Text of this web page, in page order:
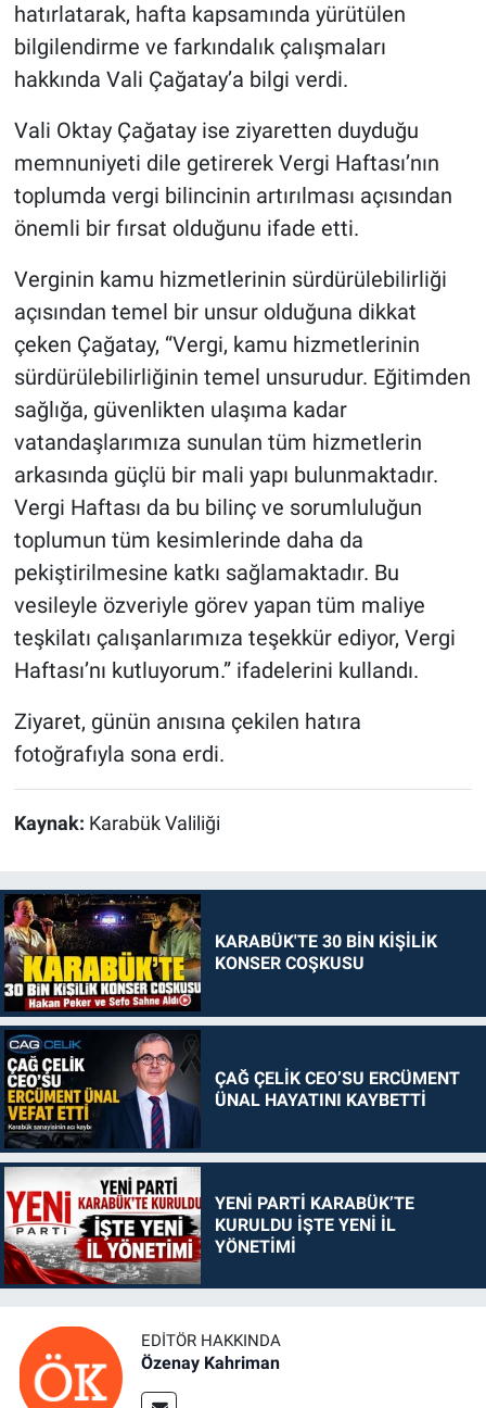
hatırlatarak, hafta kapsamında yürütülen
bilgilendirme ve farkındalık çalışmaları
hakkında Vali Çağatay’a bilgi verdi.
Vali Oktay Çağatay ise ziyaretten duyduğu
memnuniyeti dile getirerek Vergi Haftası’nın
toplumda vergi bilincinin artırılması açısından
önemli bir fırsat olduğunu ifade etti.
Verginin kamu hizmetlerinin sürdürülebilirliği
açısından temel bir unsur olduğuna dikkat
çeken Çağatay, “Vergi, kamu hizmetlerinin
sürdürülebilirliğinin temel unsurudur. Eğitimden
sağlığa, güvenlikten ulaşıma kadar
vatandaşlarımıza sunulan tüm hizmetlerin
arkasında güçlü bir mali yapı bulunmaktadır.
Vergi Haftası da bu bilinç ve sorumluluğun
toplumun tüm kesimlerinde daha da
pekiştirilmesine katkı sağlamaktadır. Bu
vesileyle özveriyle görev yapan tüm maliye
teşkilatı çalışanlarımıza teşekkür ediyor, Vergi
Haftası’nı kutluyorum.” ifadelerini kullandı.
Ziyaret, günün anısına çekilen hatıra
fotoğrafıyla sona erdi.
Kaynak: Karabük Valiliği
KARABÜK'TE 30 BİN KİŞİLİK
KONSER COŞKUSU
ÇAĞ ÇELİK CEO’SU ERCÜMENT
ÜNAL HAYATINI KAYBETTİ
YENİ PARTİ KARABÜK’TE
KURULDU İŞTE YENİ İL
YÖNETİMİ
EDITÖR HAKKINDA
Özenay Kahriman